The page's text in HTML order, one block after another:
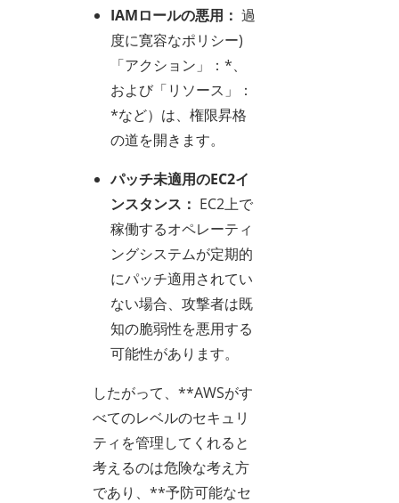
IAMロールの悪用： 過
度に寛容なポリシー)
「アクション」：*、
および「リソース」：
*など）は、権限昇格
の道を開きます。
パッチ未適用のEC2イ
ンスタンス： EC2上で
稼働するオペレーティ
ングシステムが定期的
にパッチ適用されてい
ない場合、攻撃者は既
知の脆弱性を悪用する
可能性があります。
したがって、**AWSがす
べてのレベルのセキュリ
ティを管理してくれると
考えるのは危険な考え方
であり、**予防可能なセ